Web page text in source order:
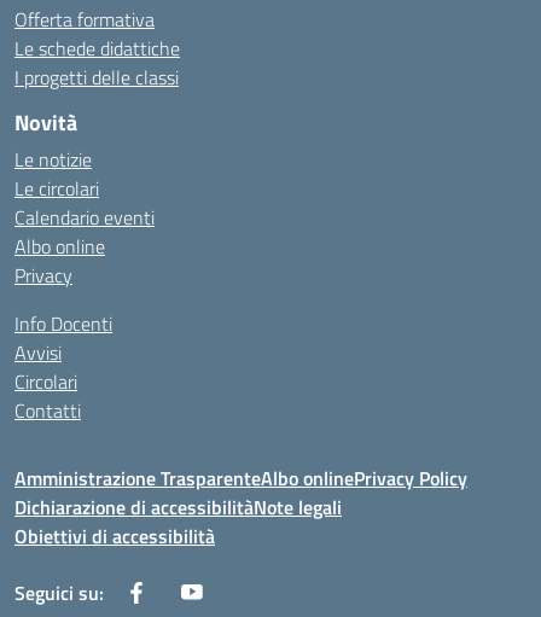
Offerta formativa
Le schede didattiche
I progetti delle classi
Novità
Le notizie
Le circolari
Calendario eventi
Albo online
Privacy
Info Docenti
Avvisi
Circolari
Contatti
Amministrazione TrasparenteAlbo onlinePrivacy Policy
Dichiarazione di accessibilitàNote legali
Obiettivi di accessibilità
Seguici su: